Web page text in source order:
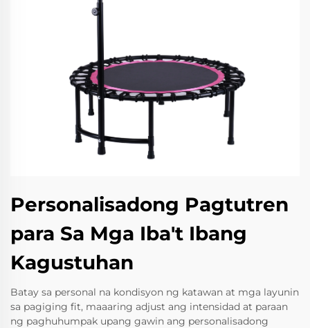
Personalisadong Pagtutren
para Sa Mga Iba't Ibang
Kagustuhan
Batay sa personal na kondisyon ng katawan at mga layunin
sa pagiging fit, maaaring adjust ang intensidad at paraan
ng paghuhumpak upang gawin ang personalisadong